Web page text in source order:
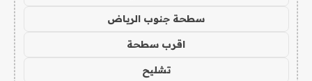
سطحة جنوب الرياض
اقرب سطحة
تشليح